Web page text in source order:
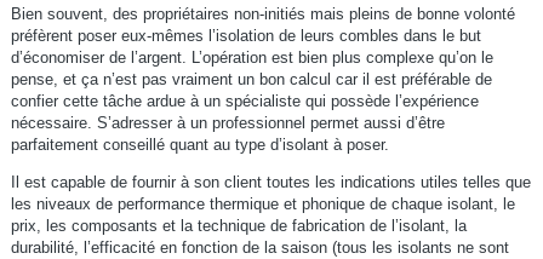
Bien souvent, des propriétaires non-initiés mais pleins de bonne volonté
préfèrent poser eux-mêmes l’isolation de leurs combles dans le but
d’économiser de l’argent. L’opération est bien plus complexe qu’on le
pense, et ça n’est pas vraiment un bon calcul car il est préférable de
confier cette tâche ardue à un spécialiste qui possède l’expérience
nécessaire. S’adresser à un professionnel permet aussi d’être
parfaitement conseillé quant au type d’isolant à poser.
Il est capable de fournir à son client toutes les indications utiles telles que
les niveaux de performance thermique et phonique de chaque isolant, le
prix, les composants et la technique de fabrication de l’isolant, la
durabilité, l’efficacité en fonction de la saison (tous les isolants ne sont